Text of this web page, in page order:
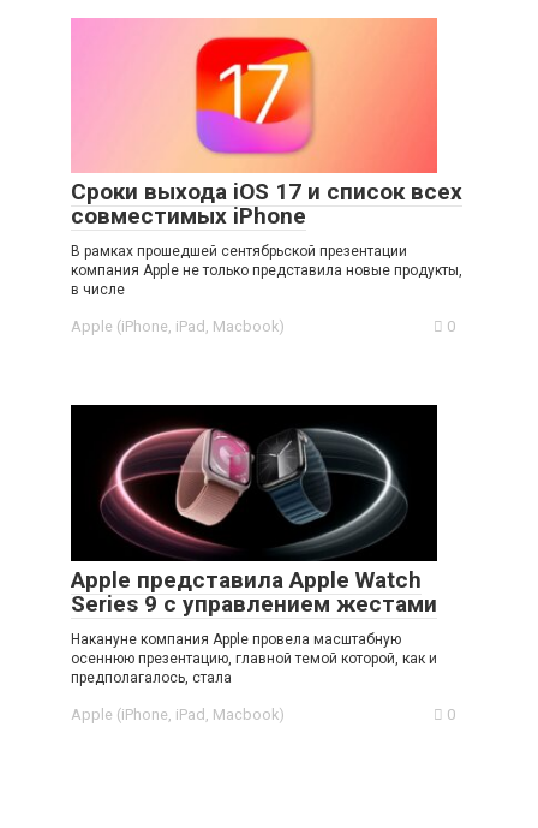
Сроки выхода iOS 17 и список всех
совместимых iPhone
В рамках прошедшей сентябрьской презентации
компания Apple не только представила новые продукты,
в числе
Apple (iPhone, iPad, Macbook) 0
Apple представила Apple Watch
Series 9 с управлением жестами
Накануне компания Apple провела масштабную
осеннюю презентацию, главной темой которой, как и
предполагалось, стала
Apple (iPhone, iPad, Macbook) 0